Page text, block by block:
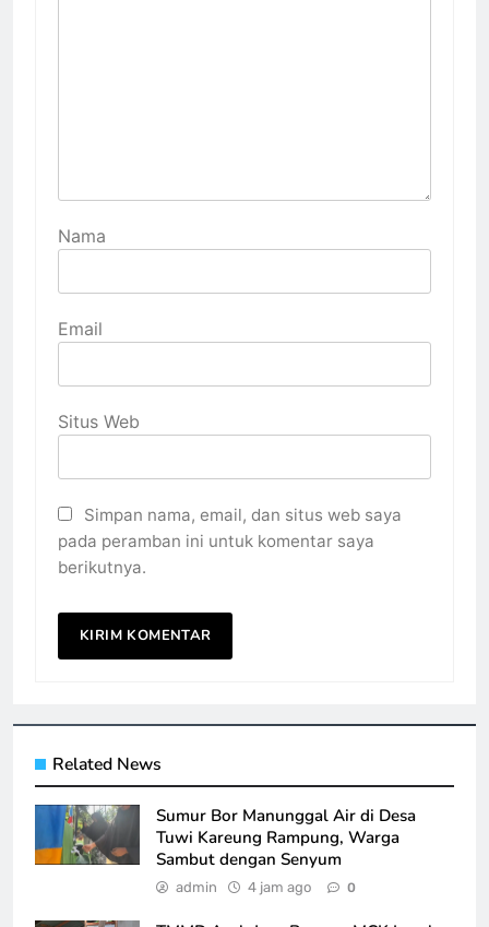
Nama
Email
Situs Web
Simpan nama, email, dan situs web saya
pada peramban ini untuk komentar saya
berikutnya.
Related News
Sumur Bor Manunggal Air di Desa
Tuwi Kareung Rampung, Warga
Sambut dengan Senyum
admin 4 jam ago 0